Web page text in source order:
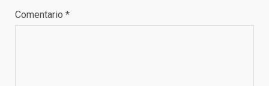
Comentario *